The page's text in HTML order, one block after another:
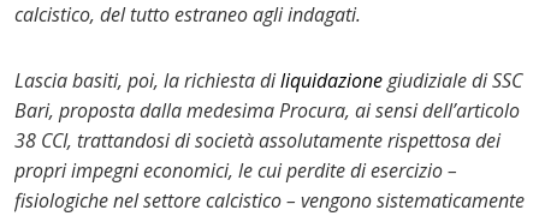
calcistico, del tutto estraneo agli indagati.
Lascia basiti, poi, la richiesta diliquidazionegiudiziale di SSC
Bari, proposta dalla medesima Procura, ai sensi dell’articolo
38 CCI, trattandosi di società assolutamente rispettosa dei
propri impegni economici, le cui perdite di esercizio –
fisiologiche nel settore calcistico – vengono sistematicamente